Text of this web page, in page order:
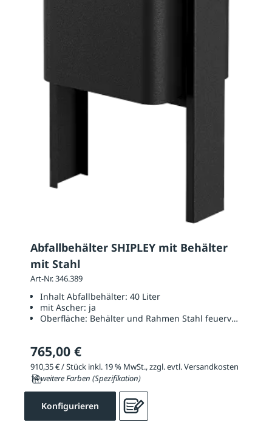
Abfallbehälter SHIPLEY mit Behälter
mit Stahl
Art-Nr. 346.389
Inhalt Abfallbehälter: 40 Liter
mit Ascher: ja
Oberfläche: Behälter und Rahmen Stahl feuerverzinkt
765,00 €
910,35 € / Stück inkl. 19 % MwSt., zzgl. evtl. Versandkosten
14 weitere Farben (Spezifikation)
Konfigurieren